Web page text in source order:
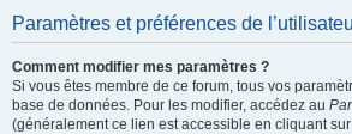
Paramètres et préférences de
Comment modifier mes paramètres ?
Si vous êtes membre de ce forum, tous vos
base de données. Pour les modifier, accédez au
(généralement ce lien est accessible en cliquant